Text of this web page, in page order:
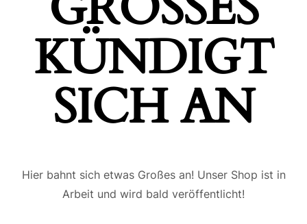
ÜNDIGT S
ICH AN
Hier bahnt sich etwas Großes an! Unser Shop ist in
Arbeit und wird bald veröffentlicht!